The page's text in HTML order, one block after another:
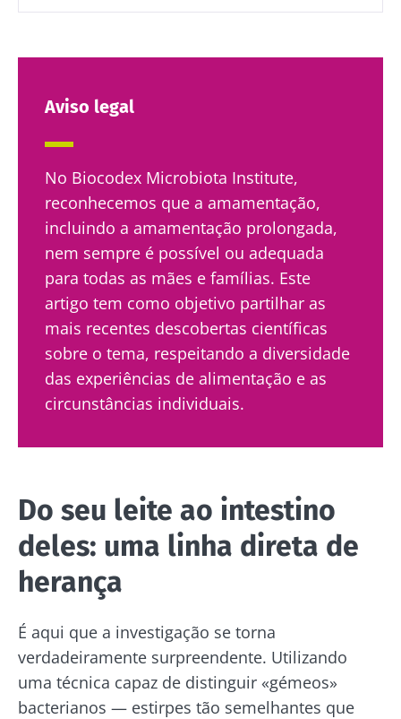
Aviso legal
No Biocodex Microbiota Institute,
reconhecemos que a amamentação,
incluindo a amamentação prolongada,
nem sempre é possível ou adequada
para todas as mães e famílias. Este
artigo tem como objetivo partilhar as
mais recentes descobertas científicas
sobre o tema, respeitando a diversidade
das experiências de alimentação e as
circunstâncias individuais.
Do seu leite ao intestino
deles: uma linha direta de
herança
É aqui que a investigação se torna
verdadeiramente surpreendente. Utilizando
uma técnica capaz de distinguir «gémeos»
bacterianos — estirpes tão semelhantes que